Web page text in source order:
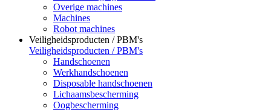
Overige machines
Machines
Robot machines
Veiligheidsproducten / PBM's
Veiligheidsproducten / PBM's
Handschoenen
Werkhandschoenen
Disposable handschoenen
Lichaamsbescherming
Oogbescherming